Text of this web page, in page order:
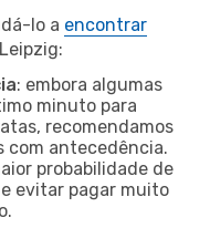
lo a encontrar
: embora algumas
minuto para
recomendamos
com antecedência.
probabilidade de
e evitar pagar muito